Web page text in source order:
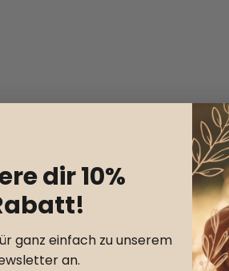
im Netz Schlagwörter über
in den Köpfen der Verbraucher als
es kommt aber darauf an wie sie
All unsere Inhaltsstoffe sind
dir 10%
ganz einfach zu unserem
an.